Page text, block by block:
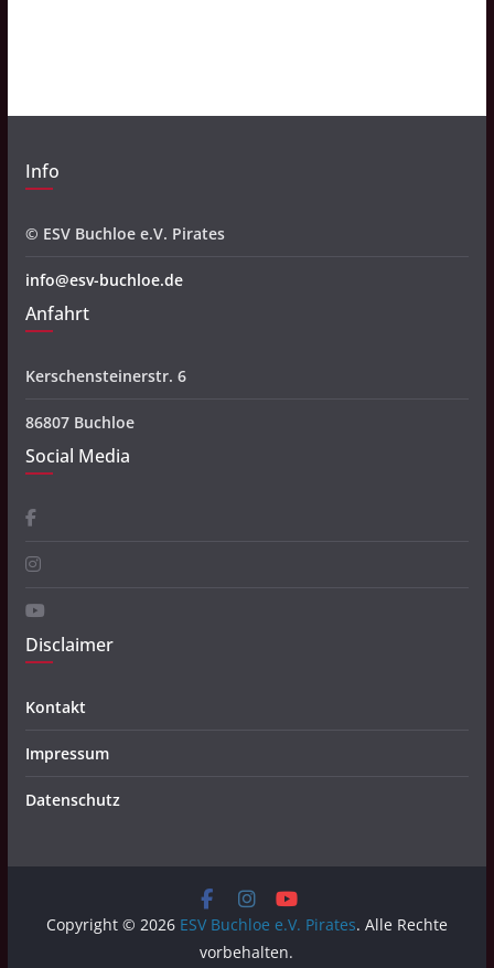
Info
© ESV Buchloe e.V. Pirates
info@esv-buchloe.de
Anfahrt
Kerschensteinerstr. 6
86807 Buchloe
Social Media
Disclaimer
Kontakt
Impressum
Datenschutz
Copyright © 2026 ESV Buchloe e.V. Pirates. Alle Rechte
vorbehalten.